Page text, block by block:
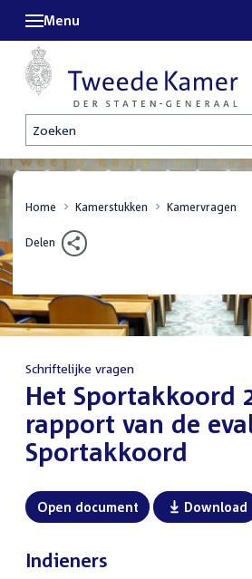
Zoeken
Menu
Home Kamerstukken Kamervragen
Delen
Schriftelijke vragen
:Het Sportakkoord
rapport van de
Sportakkoord
Open document Download
Indieners